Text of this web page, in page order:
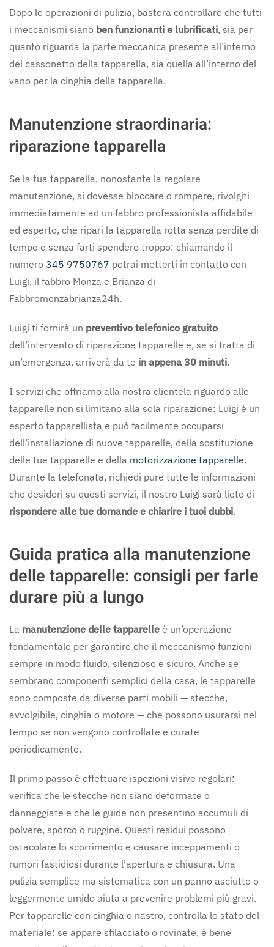
Dopo le operazioni di pulizia, basterà controllare che tutti
i meccanismi siano ben funzionanti e lubrificati, sia per
quanto riguarda la parte meccanica presente all’interno
del cassonetto della tapparella, sia quella all’interno del
vano per la cinghia della tapparella.
Manutenzione straordinaria:
riparazione tapparella
Se la tua tapparella, nonostante la regolare
manutenzione, si dovesse bloccare o rompere, rivolgiti
immediatamente ad un fabbro professionista affidabile
ed esperto, che ripari la tapparella rotta senza perdite di
tempo e senza farti spendere troppo: chiamando il
numero 345 9750767 potrai metterti in contatto con
Luigi, il fabbro Monza e Brianza di
Fabbromonzabrianza24h.
Luigi ti fornirà un preventivo telefonico gratuito
dell’intervento di riparazione tapparelle e, se si tratta di
un’emergenza, arriverà da te in appena 30 minuti.
I servizi che offriamo alla nostra clientela riguardo alle
tapparelle non si limitano alla sola riparazione: Luigi è un
esperto tapparellista e può facilmente occuparsi
dell’installazione di nuove tapparelle, della sostituzione
delle tue tapparelle e della motorizzazione tapparelle.
Durante la telefonata, richiedi pure tutte le informazioni
che desideri su questi servizi, il nostro Luigi sarà lieto di
rispondere alle tue domande e chiarire i tuoi dubbi.
Guida pratica alla manutenzione
delle tapparelle: consigli per farle
durare più a lungo
La manutenzione delle tapparelle è un’operazione
fondamentale per garantire che il meccanismo funzioni
sempre in modo fluido, silenzioso e sicuro. Anche se
sembrano componenti semplici della casa, le tapparelle
sono composte da diverse parti mobili — stecche,
avvolgibile, cinghia o motore — che possono usurarsi nel
tempo se non vengono controllate e curate
periodicamente.
Il primo passo è effettuare ispezioni visive regolari:
verifica che le stecche non siano deformate o
danneggiate e che le guide non presentino accumuli di
polvere, sporco o ruggine. Questi residui possono
ostacolare lo scorrimento e causare inceppamenti o
rumori fastidiosi durante l’apertura e chiusura. Una
pulizia semplice ma sistematica con un panno asciutto o
leggermente umido aiuta a prevenire problemi più gravi.
Per tapparelle con cinghia o nastro, controlla lo stato del
materiale: se appare sfilacciato o rovinate, è bene